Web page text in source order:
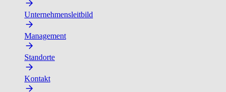
Unternehmensleitbild
Management
Standorte
Kontakt